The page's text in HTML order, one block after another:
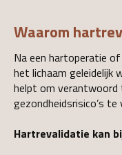
Waarom
Na een hartoperatie
het lichaam geleidelijk
helpt om
gezondheidsrisico’s te
Hartrevalidatie kan